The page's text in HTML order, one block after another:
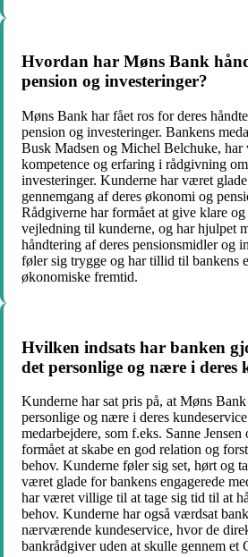
Hvordan har Møns Bank
pension og investeringer?
Møns Bank har fået ros for deres
pension og investeringer. Bankens
Busk Madsen og Michel Belchuke, har
kompetence og erfaring i rådgivning
investeringer. Kunderne har været
gennemgang af deres økonomi og
Rådgiverne har formået at give klare
vejledning til kunderne, og har hjulpet
håndtering af deres pensionsmidler og
føler sig trygge og har tillid til bankens
økonomiske fremtid.
Hvilken indsats har banken
det personlige og nære i deres
Kunderne har sat pris på, at Møns
personlige og nære i deres
medarbejdere, som f.eks. Sanne
formået at skabe en god relation og
behov. Kunderne føler sig set, hørt og
været glade for bankens engagerede
har været villige til at tage sig tid til at
behov. Kunderne har også værdsat
nærværende kundeservice, hvor de
bankrådgiver uden at skulle gennem et